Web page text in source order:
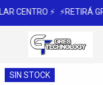
CENTRO ⚡ ⚡RETIRÁ
SIN STOCK